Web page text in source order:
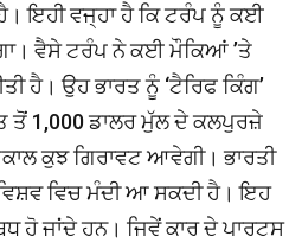
ਹੈ। ਇਹੀ ਵਜ੍ਹਾ ਹੈ ਕਿ ਟਰੰਪ ਨੂੰ ਕਈ
ਵੈਸੇ ਟਰੰਪ ਨੇ ਕਈ ਮੌਕਿਆਂ ’ਤੇ
ਹੈ। ਉਹ ਭਾਰਤ ਨੂੰ ‘ਟੈਰਿਫ ਕਿੰਗ’
ਤੋਂ 1,000 ਡਾਲਰ ਮੁੱਲ ਦੇ ਕਲਪੁਰਜ਼ੇ
ਕੁਝ ਗਿਰਾਵਟ ਆਵੇਗੀ। ਭਾਰਤੀ
ਵਿਚ ਮੰਦੀ ਆ ਸਕਦੀ ਹੈ। ਇਹ
ਹੋ ਜਾਂਦੇ ਹਨ। ਜਿਵੇਂ ਕਾਰ ਦੇ ਪਾਰਟਸ